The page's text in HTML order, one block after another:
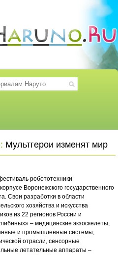
Мультгерои изменят мир
робототехники
Воронежского государственного
Свои разработки в области
хозяйства и искусства
из 22 регионов России и
– медицинские экзоскелеты,
и промышленные системы,
отрасли, сенсорные
летательные аппараты –